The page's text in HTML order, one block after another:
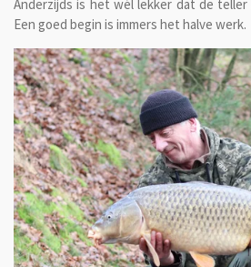
Anderzijds is het wél lekker dat de
Een goed begin is immers het halve werk.